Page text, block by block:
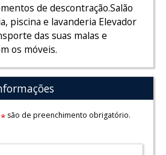
de descontração.Salão
piscina e lavanderia Elevador
das suas malas e
os móveis.
*são de preenchimento obrigatório.